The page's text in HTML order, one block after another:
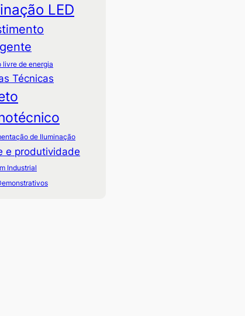
LED
livre de energia
Técnicas
de Iluminação
e produtividade
Industrial